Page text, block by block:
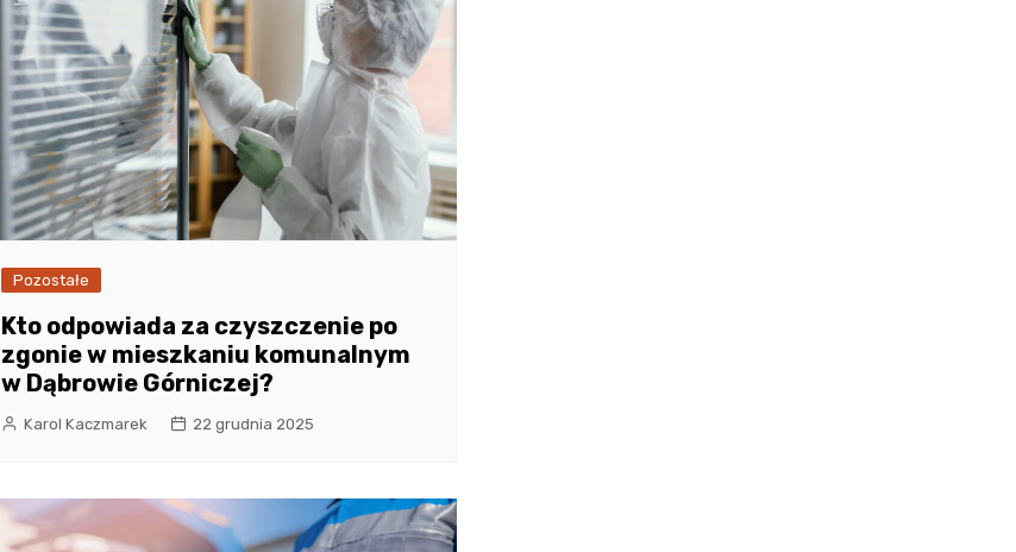
Pozostałe
Kto odpowiada za czyszczenie po
zgonie w mieszkaniu komunalnym
w Dąbrowie Górniczej?
Karol Kaczmarek 22 grudnia 2025